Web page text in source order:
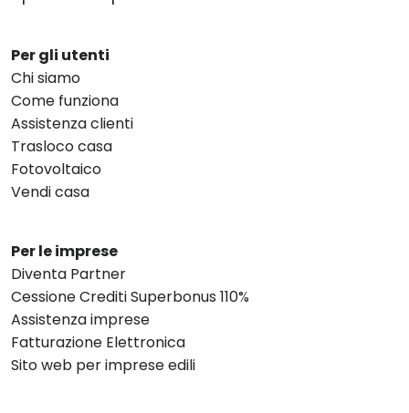
Per gli utenti
Chi siamo
Come funziona
Assistenza clienti
Trasloco casa
Fotovoltaico
Vendi casa
Per le imprese
Diventa Partner
Cessione Crediti Superbonus 110%
Assistenza imprese
Fatturazione Elettronica
Sito web per imprese edili